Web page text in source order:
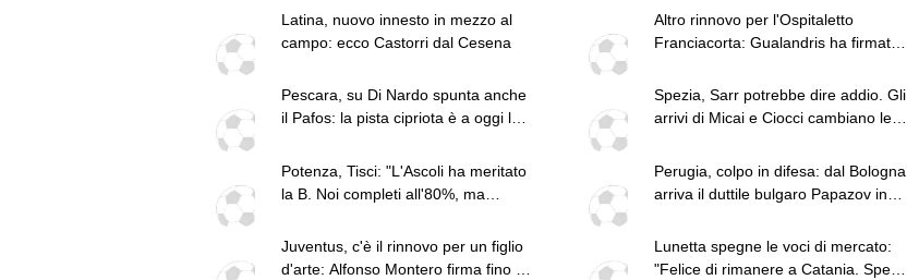
Latina, nuovo innesto in mezzo al
campo: ecco Castorri dal Cesena
Altro rinnovo per l'Ospitaletto
Franciacorta: Gualandris ha firmato
Pescara, su Di Nardo spunta anche
il Pafos: la pista cipriota è a oggi la
Spezia, Sarr potrebbe dire addio. Gli
arrivi di Micai e Ciocci cambiano le
Potenza, Tisci: "L'Ascoli ha meritato
la B. Noi completi all'80%, ma
Perugia, colpo in difesa: dal Bologna
arriva il duttile bulgaro Papazov in
Juventus, c'è il rinnovo per un figlio
d'arte: Alfonso Montero firma fino al
Lunetta spegne le voci di mercato:
"Felice di rimanere a Catania. Spero